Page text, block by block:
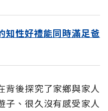
知性好禮能同時滿足爸
背後探究了家鄉與家人
子、很久沒有感受家人